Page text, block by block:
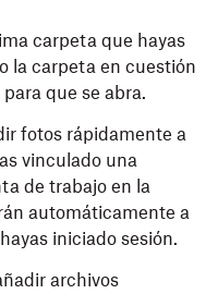
carpeta que hayas
la carpeta en cuestión
que se abra.
fotos rápidamente a
vinculado una
de trabajo en la
automáticamente a
iniciado sesión.
archivos